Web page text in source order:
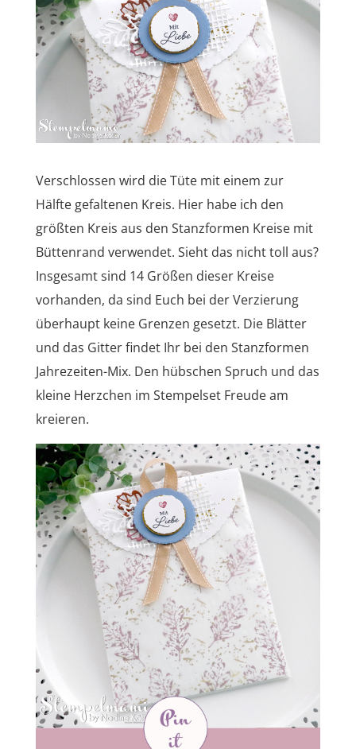
Verschlossen wird die Tüte mit einem zur
Hälfte gefaltenen Kreis. Hier habe ich den
größten Kreis aus den Stanzformen Kreise mit
Büttenrand verwendet. Sieht das nicht toll aus?
Insgesamt sind 14 Größen dieser Kreise
vorhanden, da sind Euch bei der Verzierung
überhaupt keine Grenzen gesetzt. Die Blätter
und das Gitter findet Ihr bei den Stanzformen
Jahrezeiten-Mix. Den hübschen Spruch und das
kleine Herzchen im Stempelset Freude am
kreieren.